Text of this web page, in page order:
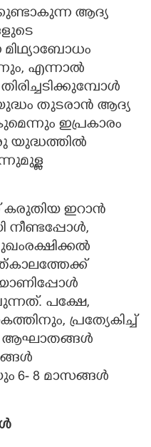
ആദ്യ
എന്നാൽ
തുടരാൻ ആദ്യ
ഇപ്രകാരം
യുദ്ധത്തിൽ
കരുതിയ ഇറാൻ
നീണ്ടപ്പോൾ,
പക്ഷേ,
പ്രത്യേകിച്ച്
ആഘാതങ്ങൾ
6- 8 മാസങ്ങൾ